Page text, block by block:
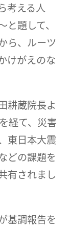
考える人
題して、
ら、ルーツ
けがえのな
耕蔵院長よ
経て、災害
東日本大震
どの課題を
有されまし
基調報告を